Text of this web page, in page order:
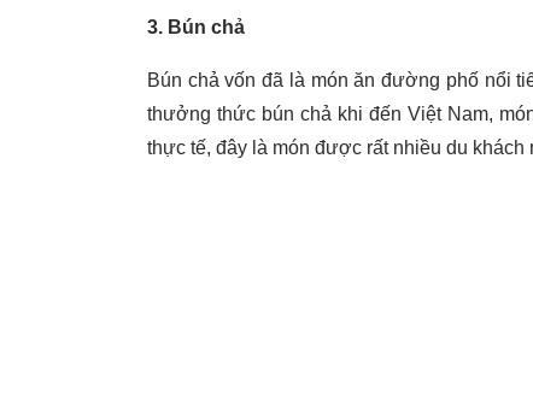
3. Bún chả
Bún chả vốn đã là món ăn đường phố nổi
thưởng thức bún chả khi đến Việt Nam,
thực tế, đây là món được rất nhiều du